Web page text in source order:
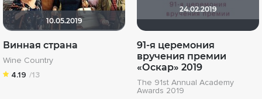
10.05.2019
Винная страна
Wine Country
4.19 /13
24.02.2019
91-я церемония
вручения премии
«Оскар» 2019
The 91st Annual Academy
Awards 2019